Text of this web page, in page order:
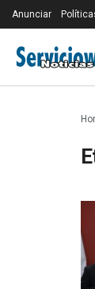
Anunciar